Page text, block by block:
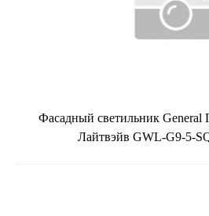
Фасадный светильник General
Лайтвэйв GWL-G9-5-